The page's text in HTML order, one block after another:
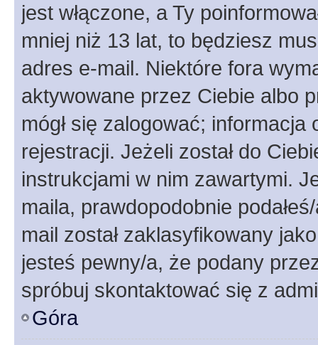
jest włączone, a Ty
mniej niż 13 lat, to będziesz
adres e-mail. Niektóre fora
aktywowane przez Ciebie albo
mógł się zalogować;
rejestracji. Jeżeli został do
instrukcjami w nim zawartymi.
maila, prawdopodobnie
mail został zaklasyfikowany
jesteś pewny/a, że podany
spróbuj skontaktować się z
Góra